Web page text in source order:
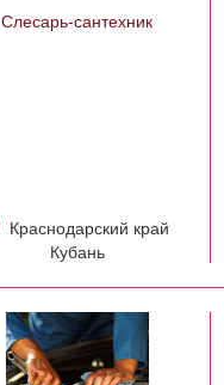
Слесарь-сантехник
Краснодарский край
Кубань